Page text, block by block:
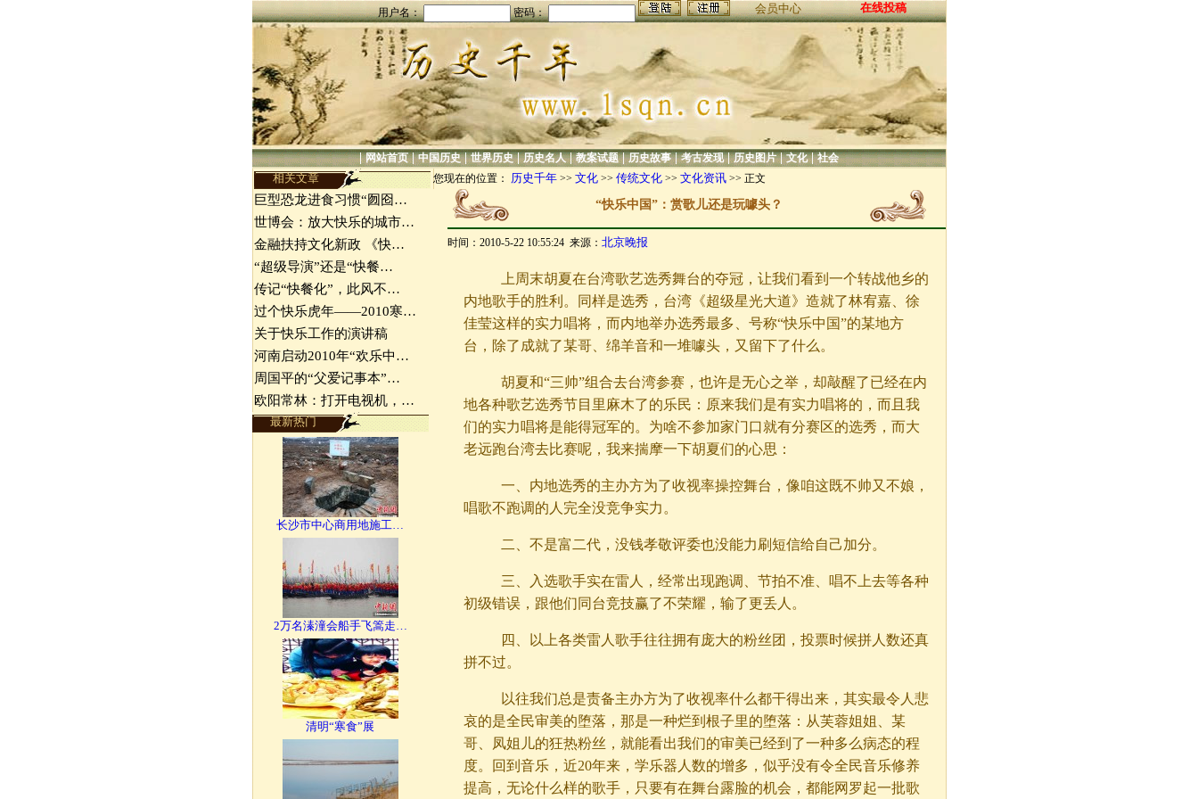
用户名： 密码： 会员中心 在线投稿
|网站首页|中国历史|世界历史|历史名人|教案试题|历史故事|考古发现|历史图片|文化|社会
相关文章 您现在的位置： 历史千年>> 文化>> 传统文化>> 文化资讯>> 正文
巨型恐龙进食习惯“囫囵…
世博会：放大快乐的城市…
金融扶持文化新政 《快…
“超级导演”还是“快餐…
传记“快餐化”，此风不…
过个快乐虎年――2010寒…
关于快乐工作的演讲稿
河南启动2010年“欢乐中…
周国平的“父爱记事本”…
欧阳常林：打开电视机，…
最新热门
长沙市中心商用地施工…
2万名溱潼会船手飞篙走…
清明“寒食”展
“快乐中国”：赏歌儿还是玩噱头？
时间：2010-5-22 10:55:24 来源： 北京晚报
上周末胡夏在台湾歌艺选秀舞台的夺冠，让我们看到一个转战他乡的
内地歌手的胜利。同样是选秀，台湾《超级星光大道》造就了林宥嘉、徐
佳莹这样的实力唱将，而内地举办选秀最多、号称“快乐中国”的某地方
台，除了成就了某哥、绵羊音和一堆噱头，又留下了什么。
胡夏和“三帅”组合去台湾参赛，也许是无心之举，却敲醒了已经在内
地各种歌艺选秀节目里麻木了的乐民：原来我们是有实力唱将的，而且我
们的实力唱将是能得冠军的。为啥不参加家门口就有分赛区的选秀，而大
老远跑台湾去比赛呢，我来揣摩一下胡夏们的心思：
一、内地选秀的主办方为了收视率操控舞台，像咱这既不帅又不娘，
唱歌不跑调的人完全没竞争实力。
二、不是富二代，没钱孝敬评委也没能力刷短信给自己加分。
三、入选歌手实在雷人，经常出现跑调、节拍不准、唱不上去等各种
初级错误，跟他们同台竞技赢了不荣耀，输了更丢人。
四、以上各类雷人歌手往往拥有庞大的粉丝团，投票时候拼人数还真
拼不过。
以往我们总是责备主办方为了收视率什么都干得出来，其实最令人悲
哀的是全民审美的堕落，那是一种烂到根子里的堕落：从芙蓉姐姐、某
哥、凤姐儿的狂热粉丝，就能看出我们的审美已经到了一种多么病态的程
度。回到音乐，近20年来，学乐器人数的增多，似乎没有令全民音乐修养
提高，无论什么样的歌手，只要有在舞台露脸的机会，都能网罗起一批歌